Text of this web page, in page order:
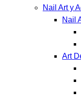
Nail Art y
Nail
Art